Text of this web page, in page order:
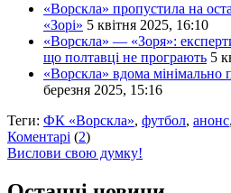
«Ворскла» пропустила на
«Зорі» 5 квітня 2025, 16:10
«Ворскла» — «Зоря»:
що полтавці не програють 5
«Ворскла» вдома мінімально
березня 2025, 15:16
Теги: ФК «Ворскла», футбол, анонс,
Коментарі (2)
Вислови свою думку!